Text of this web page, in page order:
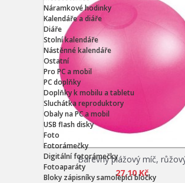
Náramkové hodinky
Kalendáře a diáře
Diáře
Stolní kalendáře
Nástěnné kalendáře
Ostatní
Pro PC a mobil
PC doplňky
Doplňky k mobilu a tabletu
Sluchátka reproduktory
Obaly na PC a mobil
USB flash disky
Foto
Fotorámečky
Digitální fotorámečky
Fotoaparáty
Bloky zápisníky samolepící bločky
Barevný plážový míč,
27,10 Kč